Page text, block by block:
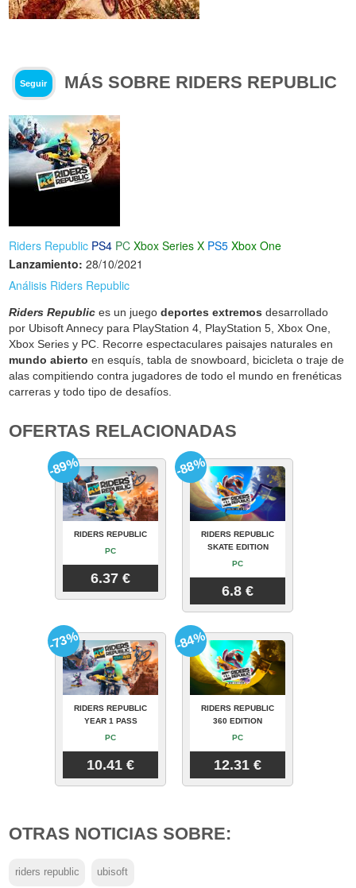
Seguir MÁS SOBRE RIDERS REPUBLIC
Riders Republic PS4 PC Xbox Series X PS5 Xbox One
Lanzamiento: 28/10/2021
Análisis Riders Republic
Riders Republic es un juegodeportes extremos desarrollado
por Ubisoft Annecy para PlayStation 4, PlayStation 5, Xbox One,
Xbox Series y PC. Recorre espectaculares paisajes naturales en
mundo abierto en esquís, tabla de snowboard, bicicleta o traje de
alas compitiendo contra jugadores de todo el mundo en frenéticas
carreras y todo tipo de desafíos.
OFERTAS RELACIONADAS
RIDERS REPUBLIC
PC
6.37 €
-89%
RIDERS REPUBLIC
SKATE EDITION
PC
6.8 €
-88%
RIDERS REPUBLIC
YEAR 1 PASS
PC
10.41 €
-73%
RIDERS REPUBLIC
360 EDITION
PC
12.31 €
-84%
OTRAS NOTICIAS SOBRE:
riders republic ubisoft